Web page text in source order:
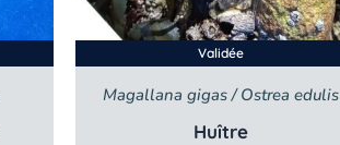
Validée
Magallana gigas / Ostrea edulis
Huître